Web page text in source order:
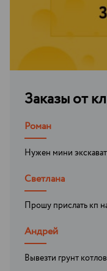
Заказы от
Роман
Нужен мини
Светлана
Прошу прислать кп
Андрей
Вывезти грунт